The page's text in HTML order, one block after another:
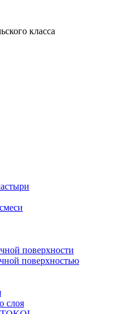
класса
поверхности
поверхностью
слоя